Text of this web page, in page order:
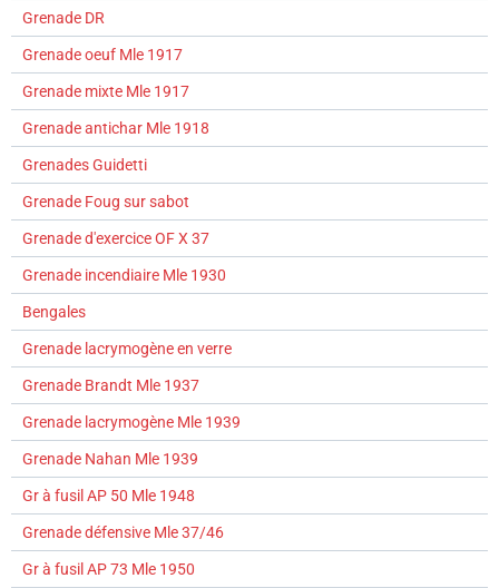
Grenade DR
Grenade oeuf Mle 1917
Grenade mixte Mle 1917
Grenade antichar Mle 1918
Grenades Guidetti
Grenade Foug sur sabot
Grenade d'exercice OF X 37
Grenade incendiaire Mle 1930
Bengales
Grenade lacrymogène en verre
Grenade Brandt Mle 1937
Grenade lacrymogène Mle 1939
Grenade Nahan Mle 1939
Gr à fusil AP 50 Mle 1948
Grenade défensive Mle 37/46
Gr à fusil AP 73 Mle 1950